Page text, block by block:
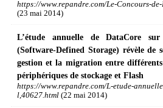
https://www.repandre.com/Le-Concours-
(23 mai 2014)
L’étude annuelle de DataCore
(Software-Defined Storage) révèle de
gestion et la migration entre différents
périphériques de stockage et Flash
https://www.repandre.com/L-etude-
l,40627.html (22 mai 2014)